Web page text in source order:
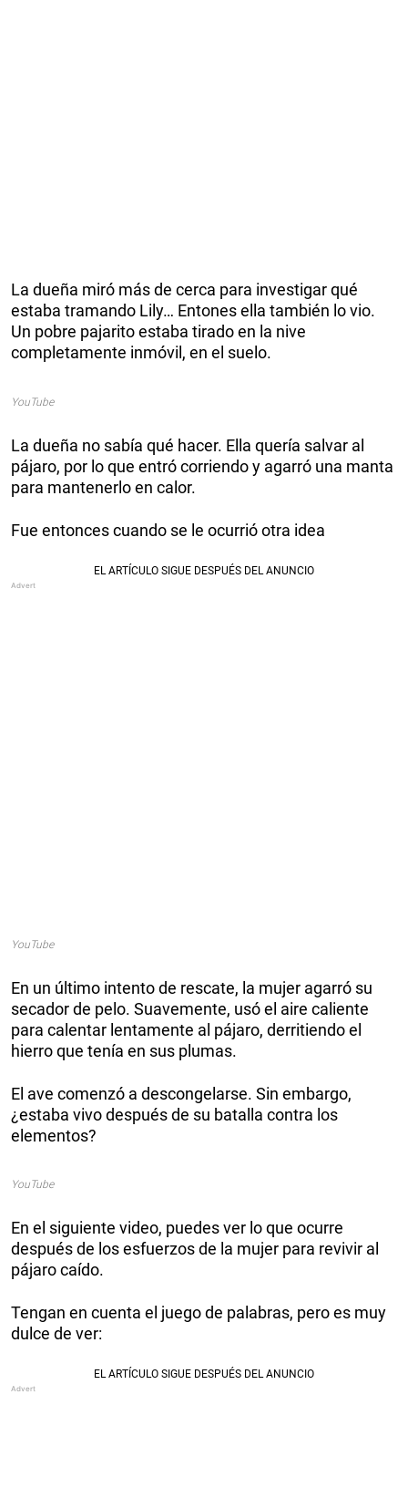
La dueña miró más de cerca para investigar qué
estaba tramando Lily… Entones ella también lo vio.
Un pobre pajarito estaba tirado en la nive
completamente inmóvil, en el suelo.
YouTube
La dueña no sabía qué hacer. Ella quería salvar al
pájaro, por lo que entró corriendo y agarró una manta
para mantenerlo en calor.
Fue entonces cuando se le ocurrió otra idea
YouTube
En un último intento de rescate, la mujer agarró su
secador de pelo. Suavemente, usó el aire caliente
para calentar lentamente al pájaro, derritiendo el
hierro que tenía en sus plumas.
El ave comenzó a descongelarse. Sin embargo,
¿estaba vivo después de su batalla contra los
elementos?
YouTube
En el siguiente video, puedes ver lo que ocurre
después de los esfuerzos de la mujer para revivir al
pájaro caído.
Tengan en cuenta el juego de palabras, pero es muy
dulce de ver: